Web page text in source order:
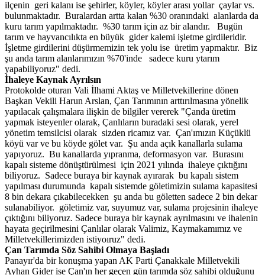
ilçenin geri kalanı ise şehirler, köyler, köyler arası yollar çaylar vs.
bulunmaktadır. Buralardan artta kalan %30 oranındaki alanlarda da
kuru tarım yapılmaktadır. %30 tarım için az bir alandır. Bugün
tarım ve hayvancılıkta en büyük gider kalemi işletme girdileridir.
İşletme girdilerini düşürmemizin tek yolu ise üretim yapmaktır. Biz
şu anda tarım alanlarımızın %70'inde sadece kuru ytarım
yapabiliyoruz" dedi.
İhaleye Kaynak Ayrılsın
Protokolde oturan Vali İlhami Aktaş ve Milletvekillerine dönen
Başkan Vekili Harun Arslan, Çan Tarımının arttırılmasına yönelik
yapılacak çalışmalara ilişkin de bilgiler vererek "Çanda üretim
yapmak isteyenler olarak, Çanlıların buradaki sesi olarak, yerel
yönetim temsilcisi olarak sizden ricamız var. Çan'ımızın Küçüklü
köyü var ve bu köyde gölet var. Şu anda açık kanallarla sulama
yapıyoruz. Bu kanallarda yıpranma, deformasyon var. Burasını
kapalı sisteme dönüştürülmesi için 2021 yılında ihaleye çıktığını
biliyoruz. Sadece buraya bir kaynak ayırarak bu kapalı sistem
yapılması durumunda kapalı sistemde göletimizin sulama kapasitesi
8 bin dekara çıkabilecekken şu anda bu göletten sadece 2 bin dekar
sulanabiliyor. göletimiz var, suyumuz var, sulama projesinin ihaleye
çıktığını biliyoruz. Sadece buraya bir kaynak ayrılmasını ve ihalenin
hayata geçirilmesini Çanlılar olarak Valimiz, Kaymakamımız ve
Milletvekillerimizden istiyoıruz" dedi.
Çan Tarımda Söz Sahibi Olmaya Başladı
Panayır'da bir konuşma yapan AK Parti Çanakkale Milletvekili
Ayhan Gider ise Çan'ın her geçen gün tarımda söz sahibi olduğunu